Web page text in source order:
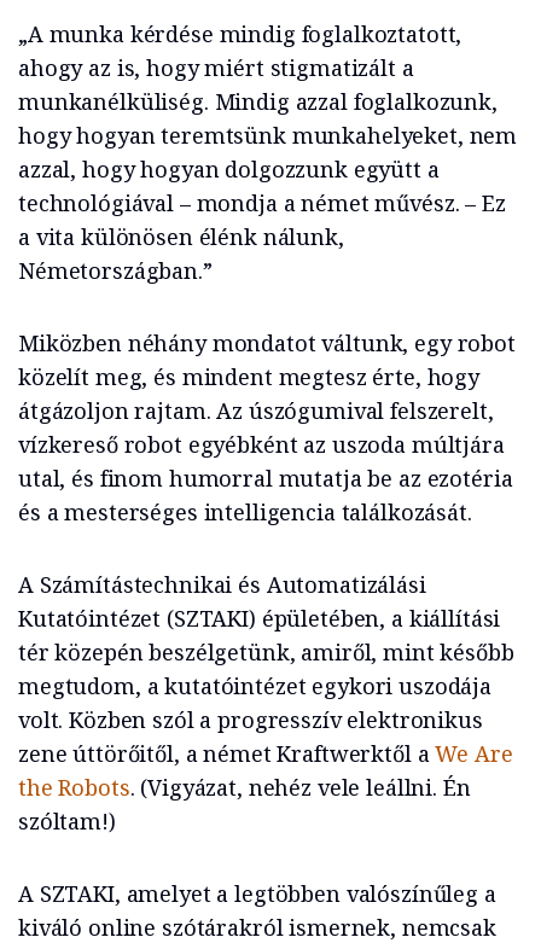
„A munka kérdése mindig foglalkoztatott,
ahogy az is, hogy miért stigmatizált a
munkanélküliség. Mindig azzal foglalkozunk,
hogy hogyan teremtsünk munkahelyeket, nem
azzal, hogy hogyan dolgozzunk együtt a
technológiával – mondja a német művész. – Ez
a vita különösen élénk nálunk,
Németországban.”
Miközben néhány mondatot váltunk, egy robot
közelít meg, és mindent megtesz érte, hogy
átgázoljon rajtam. Az úszógumival felszerelt,
vízkereső robot egyébként az uszoda múltjára
utal, és finom humorral mutatja be az ezotéria
és a mesterséges intelligencia találkozását.
A Számítástechnikai és Automatizálási
Kutatóintézet (SZTAKI) épületében, a kiállítási
tér közepén beszélgetünk, amiről, mint később
megtudom, a kutatóintézet egykori uszodája
volt. Közben szól a progresszív elektronikus
zene úttörőitől, a német Kraftwerktől aWe Are
the Robots. (Vigyázat, nehéz vele leállni. Én
szóltam!)
A SZTAKI, amelyet a legtöbben valószínűleg a
kiváló online szótárakról ismernek, nemcsak